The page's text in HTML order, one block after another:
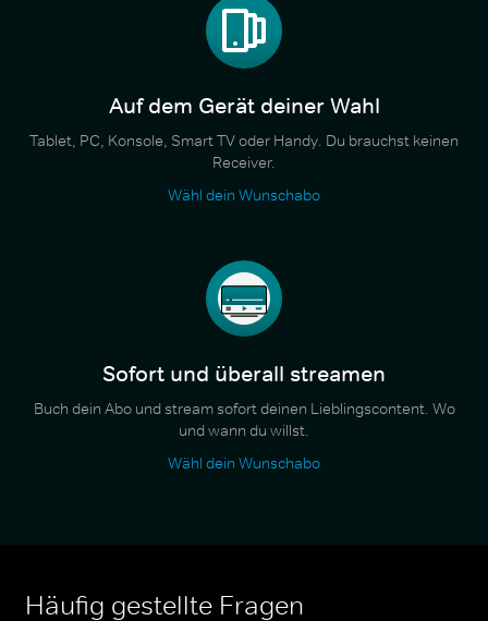
Auf dem Gerät deiner Wahl
Tablet, PC, Konsole, Smart TV oder Handy. Du brauchst keinen
Receiver.
Wähl dein Wunschabo
Sofort und überall streamen
Buch dein Abo und stream sofort deinen Lieblingscontent. Wo
und wann du willst.
Wähl dein Wunschabo
Häufig gestellte Fragen